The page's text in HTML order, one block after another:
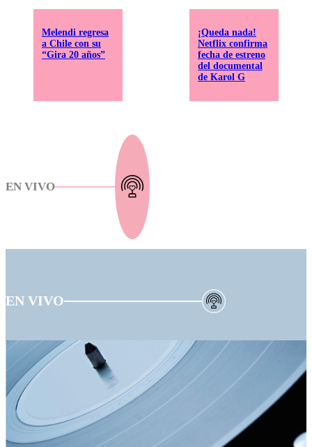
Melendi regresa
a Chile con su
“Gira 20 años”
¡Queda nada!
Netflix confirma
fecha de estreno
del documental
de Karol G
EN VIVO
EN VIVO